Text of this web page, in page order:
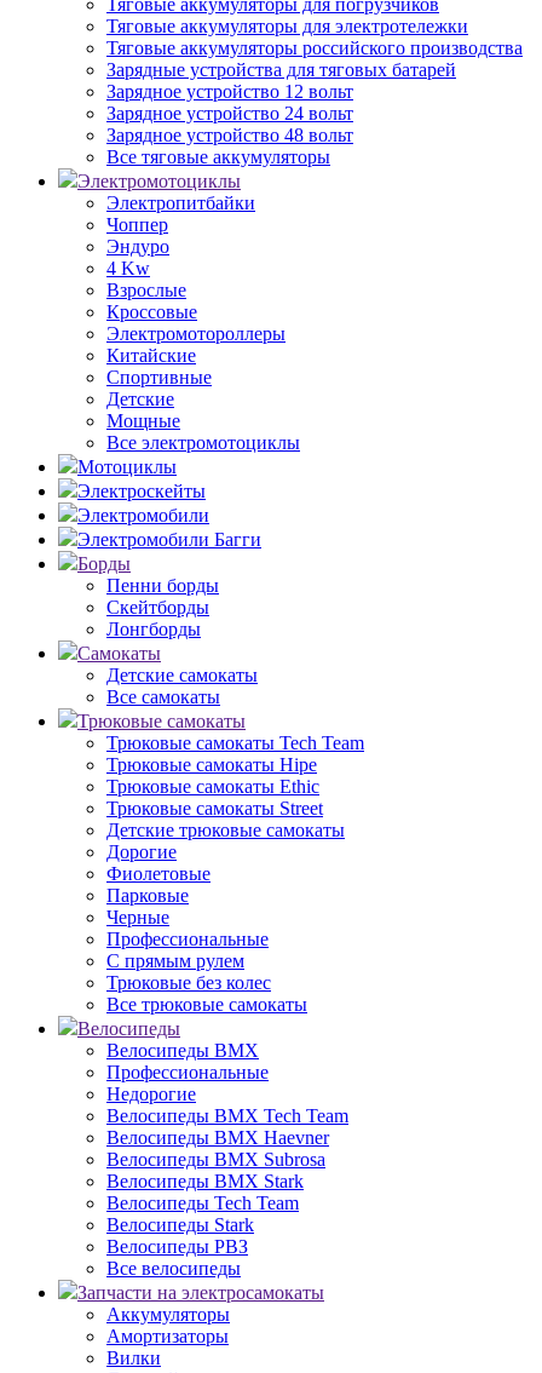
Тяговые аккумуляторы для погрузчиков
Тяговые аккумуляторы для электротележки
Тяговые аккумуляторы российского производства
Зарядные устройства для тяговых батарей
Зарядное устройство 12 вольт
Зарядное устройство 24 вольт
Зарядное устройство 48 вольт
Все тяговые аккумуляторы
Электромотоциклы
Электропитбайки
Чоппер
Эндуро
4 Kw
Взрослые
Кроссовые
Электромотороллеры
Китайские
Спортивные
Детские
Мощные
Все электромотоциклы
Мотоциклы
Электроскейты
Электромобили
Электромобили Багги
Борды
Пенни борды
Скейтборды
Лонгборды
Самокаты
Детские самокаты
Все самокаты
Трюковые самокаты
Трюковые самокаты Tech Team
Трюковые самокаты Hipe
Трюковые самокаты Ethic
Трюковые самокаты Street
Детские трюковые самокаты
Дорогие
Фиолетовые
Парковые
Черные
Профессиональные
С прямым рулем
Трюковые без колес
Все трюковые самокаты
Велосипеды
Велосипеды BMX
Профессиональные
Недорогие
Велосипеды BMX Tech Team
Велосипеды BMX Haevner
Велосипеды BMX Subrosa
Велосипеды BMX Stark
Велосипеды Tech Team
Велосипеды Stark
Велосипеды РВЗ
Все велосипеды
Запчасти на электросамокаты
Аккумуляторы
Амортизаторы
Вилки